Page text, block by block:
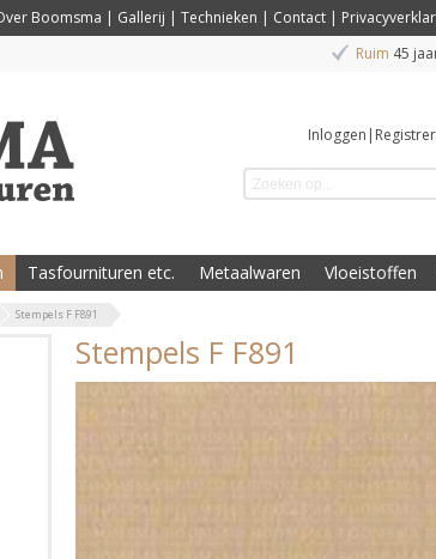
Boomsma | Gallerij | Technieken | Contact |
Ruim 45
Inloggen |
Tasfournituren etc. Metaalwaren Vloeistoffen
Stempels F F891
Stempels F F891